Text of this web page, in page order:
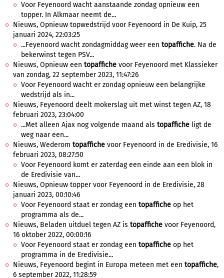
Voor Feyenoord wacht aanstaande zondag opnieuw een
topper. In Alkmaar neemt de...
Nieuws, Opnieuw topwedstrijd voor Feyenoord in De Kuip, 25
januari 2024, 22:03:25
...Feyenoord wacht zondagmiddag weer een topaffiche. Na de
bekerwinst tegen PSV...
Nieuws, Opnieuw een topaffiche voor Feyenoord met Klassieker
van zondag, 22 september 2023, 11:47:26
Voor Feyenoord wacht er zondag opnieuw een belangrijke
wedstrijd als in...
Nieuws, Feyenoord deelt mokerslag uit met winst tegen AZ, 18
februari 2023, 23:04:00
...Met alleen Ajax nog volgende maand als topaffiche ligt de
weg naar een...
Nieuws, Wederom topaffiche voor Feyenoord in de Eredivisie, 16
februari 2023, 08:27:50
Voor Feyenoord komt er zaterdag een einde aan een blok in
de Eredivisie van...
Nieuws, Opnieuw topper voor Feyenoord in de Eredivisie, 28
januari 2023, 00:10:46
Voor Feyenoord staat er zondag een topaffiche op het
programma als de...
Nieuws, Beladen uitduel tegen AZ is topaffiche voor Feyenoord,
16 oktober 2022, 00:00:16
Voor Feyenoord staat er zondag een topaffiche op het
programma in de Eredivisie...
Nieuws, Feyenoord begint in Europa meteen met een topaffiche,
6 september 2022, 11:28:59